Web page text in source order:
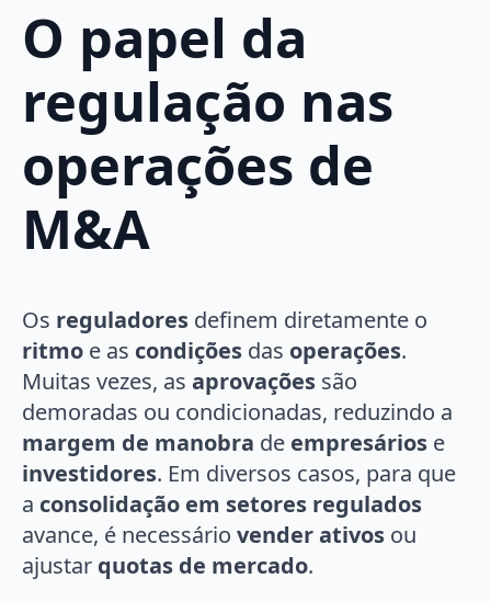
O papel da
regulação nas
operações de
M&A
Os reguladores definem diretamente o
ritmo e as condições das operações.
Muitas vezes, as aprovações são
demoradas ou condicionadas, reduzindo a
margem de manobra de empresários e
investidores. Em diversos casos, para que
a consolidação em setores regulados
avance, é necessário vender ativos ou
ajustar quotas de mercado.